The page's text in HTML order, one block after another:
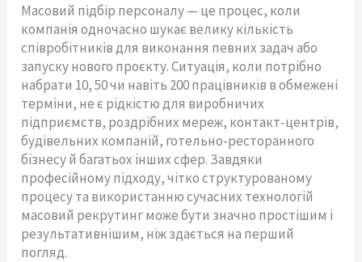
Масовий підбір персоналу — це процес, коли
компанія одночасно шукає велику кількість
співробітників для виконання певних задач або
запуску нового проєкту. Ситуація, коли потрібно
набрати 10, 50 чи навіть 200 працівників в обмежені
терміни, не є рідкістю для виробничих
підприємств, роздрібних мереж, контакт-центрів,
будівельних компаній, готельно-ресторанного
бізнесу й багатьох інших сфер. Завдяки
професійному підходу, чітко структурованому
процесу та використанню сучасних технологій
масовий рекрутинг може бути значно простішим і
результативнішим, ніж здається на перший
погляд.